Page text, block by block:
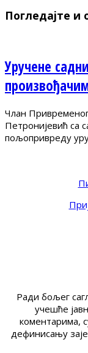
Погледајте и
Уручене
Члан
Петронијевић са
пољопривреду
Ради бољег
учешће
коментарима,
дефинисању